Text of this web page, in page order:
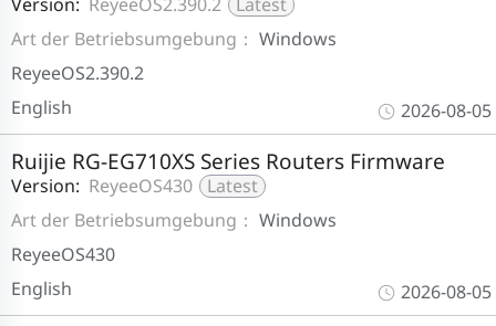
Art der Betriebsumgebung： Windows
ReyeeOS2.390.2
English
2026-08-05
Ruijie RG-EG710XS Series Routers Firmware
Version: ReyeeOS430 Latest
Art der Betriebsumgebung： Windows
ReyeeOS430
English
2026-08-05